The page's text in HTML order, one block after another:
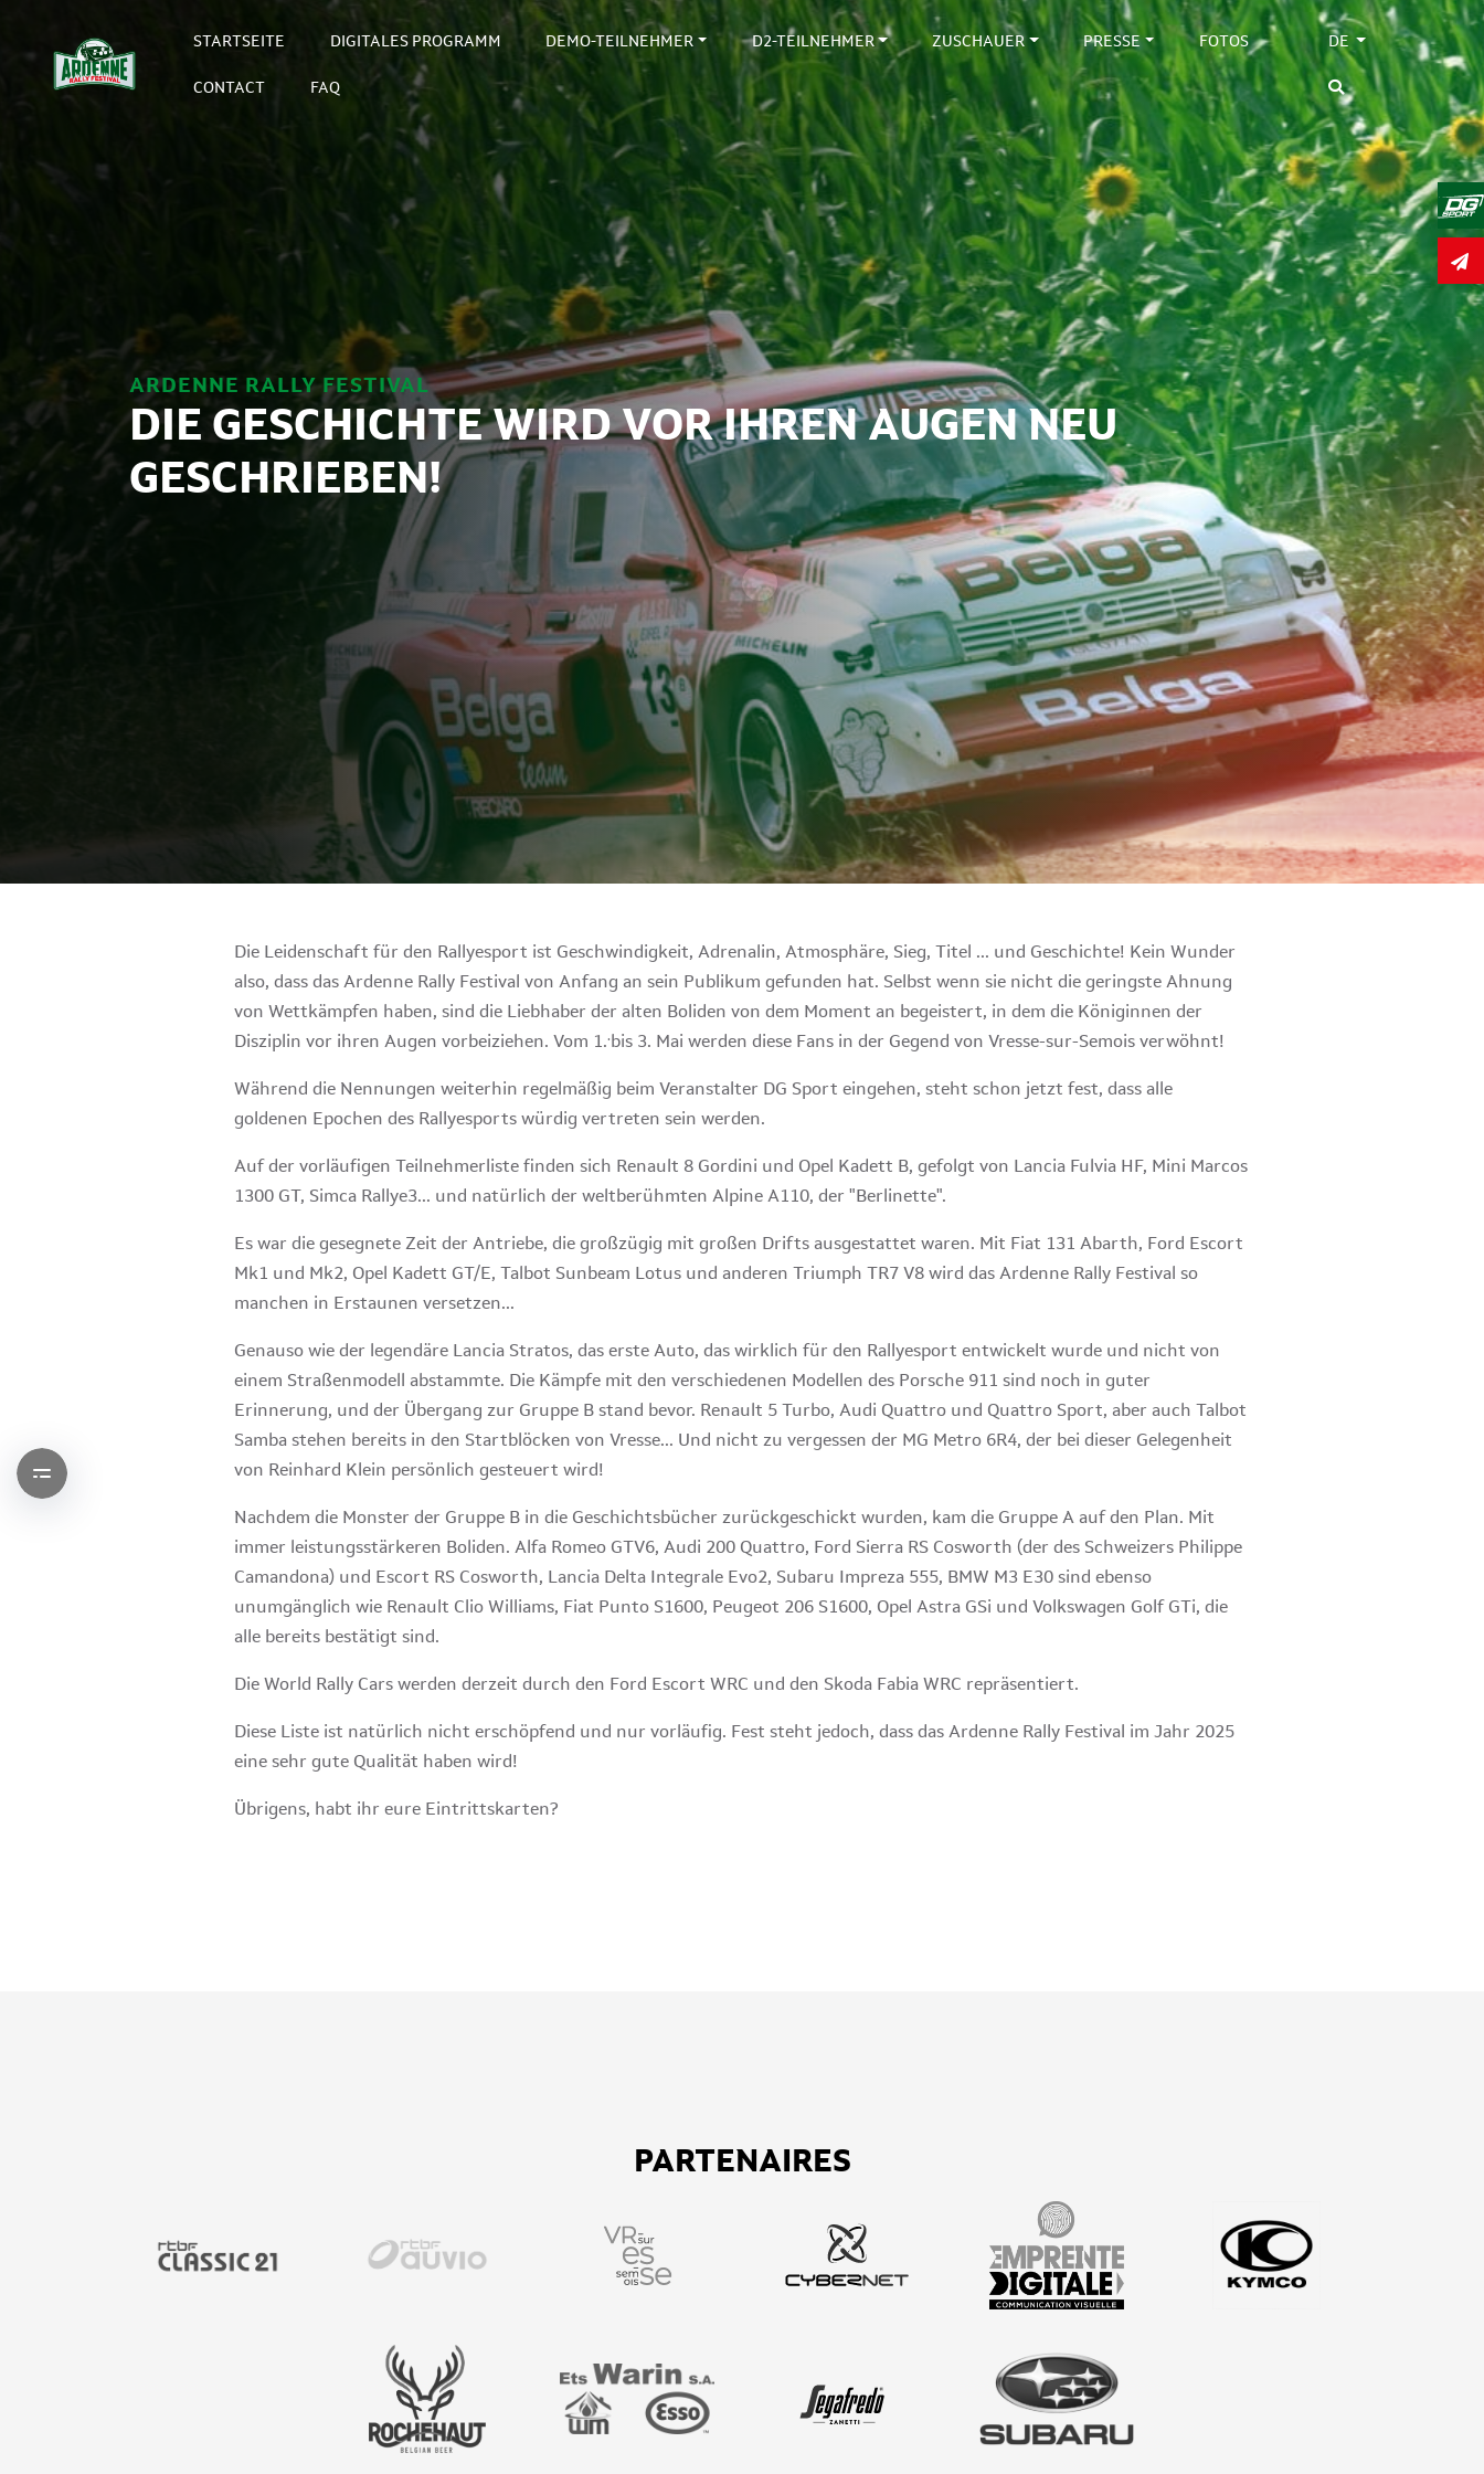
STARTSEITE DIGITALES PROGRAMM DEMO-TEILNEHMER D2-TEILNEHMER ZUSCHAUER PRESSE FOTOS
CONTACT FAQ
DE
ARDENNE RALLY FESTIVAL
DIE GESCHICHTE WIRD VOR IHREN AUGEN NEU
GESCHRIEBEN!
Die Leidenschaft für den Rallyesport ist Geschwindigkeit, Adrenalin, Atmosphäre, Sieg, Titel ... und Geschichte! Kein Wunder
also, dass das Ardenne Rally Festival von Anfang an sein Publikum gefunden hat. Selbst wenn sie nicht die geringste Ahnung
von Wettkämpfen haben, sind die Liebhaber der alten Boliden von dem Moment an begeistert, in dem die Königinnen der
Disziplin vor ihren Augen vorbeiziehen. Vom 1..bis 3. Mai werden diese Fans in der Gegend von Vresse-sur-Semois verwöhnt!
Während die Nennungen weiterhin regelmäßig beim Veranstalter DG Sport eingehen, steht schon jetzt fest, dass alle
goldenen Epochen des Rallyesports würdig vertreten sein werden.
Auf der vorläufigen Teilnehmerliste finden sich Renault 8 Gordini und Opel Kadett B, gefolgt von Lancia Fulvia HF, Mini Marcos
1300 GT, Simca Rallye3... und natürlich der weltberühmten Alpine A110, der "Berlinette".
Es war die gesegnete Zeit der Antriebe, die großzügig mit großen Drifts ausgestattet waren. Mit Fiat 131 Abarth, Ford Escort
Mk1 und Mk2, Opel Kadett GT/E, Talbot Sunbeam Lotus und anderen Triumph TR7 V8 wird das Ardenne Rally Festival so
manchen in Erstaunen versetzen...
Genauso wie der legendäre Lancia Stratos, das erste Auto, das wirklich für den Rallyesport entwickelt wurde und nicht von
einem Straßenmodell abstammte. Die Kämpfe mit den verschiedenen Modellen des Porsche 911 sind noch in guter
Erinnerung, und der Übergang zur Gruppe B stand bevor. Renault 5 Turbo, Audi Quattro und Quattro Sport, aber auch Talbot
Samba stehen bereits in den Startblöcken von Vresse... Und nicht zu vergessen der MG Metro 6R4, der bei dieser Gelegenheit
von Reinhard Klein persönlich gesteuert wird!
Nachdem die Monster der Gruppe B in die Geschichtsbücher zurückgeschickt wurden, kam die Gruppe A auf den Plan. Mit
immer leistungsstärkeren Boliden. Alfa Romeo GTV6, Audi 200 Quattro, Ford Sierra RS Cosworth (der des Schweizers Philippe
Camandona) und Escort RS Cosworth, Lancia Delta Integrale Evo2, Subaru Impreza 555, BMW M3 E30 sind ebenso
unumgänglich wie Renault Clio Williams, Fiat Punto S1600, Peugeot 206 S1600, Opel Astra GSi und Volkswagen Golf GTi, die
alle bereits bestätigt sind.
Die World Rally Cars werden derzeit durch den Ford Escort WRC und den Skoda Fabia WRC repräsentiert.
Diese Liste ist natürlich nicht erschöpfend und nur vorläufig. Fest steht jedoch, dass das Ardenne Rally Festival im Jahr 2025
eine sehr gute Qualität haben wird!
Übrigens, habt ihr eure Eintrittskarten?
PARTENAIRES